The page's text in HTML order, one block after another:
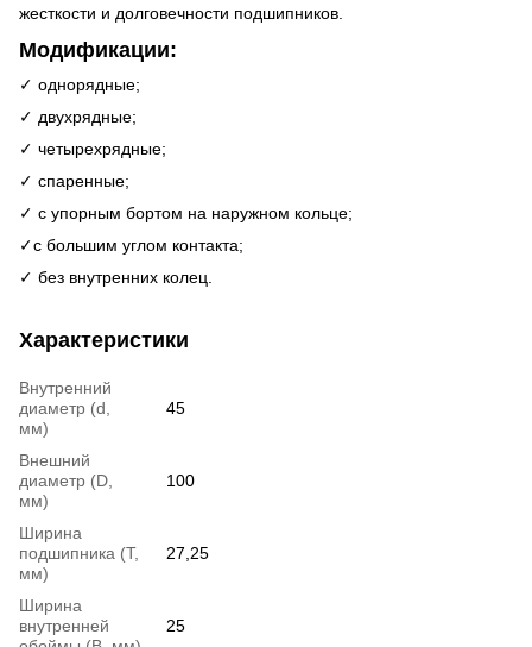
жесткости и долговечности подшипников.
Модификации:
✓ однорядные;
✓ двухрядные;
✓ четырехрядные;
✓ спаренные;
✓ с упорным бортом на наружном кольце;
✓c большим углом контакта;
✓ без внутренних колец.
Характеристики
Внутренний
диаметр (d,
мм)
45
Внешний
диаметр (D,
мм)
100
Ширина
подшипника (T,
мм)
27,25
Ширина
внутренней
25